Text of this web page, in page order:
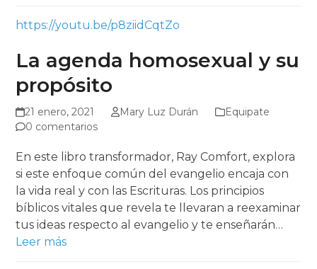
https://youtu.be/p8ziidCqtZo
La agenda homosexual y su
propósito
21 enero, 2021 Mary Luz Durán
Equipate
0 comentarios
En este libro transformador, Ray Comfort, explora
si este enfoque común del evangelio encaja con
la vida real y con las Escrituras. Los principios
bíblicos vitales que revela te llevaran a reexaminar
tus ideas respecto al evangelio y te enseñarán…
Leer más